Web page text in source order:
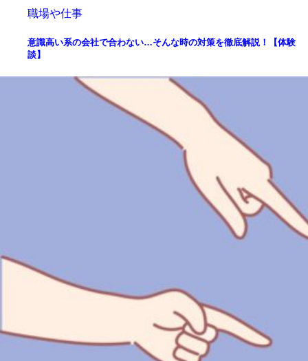
職場や仕事
意識高い系の会社で合わない…そんな時の対策を徹底解説！【体験
談】